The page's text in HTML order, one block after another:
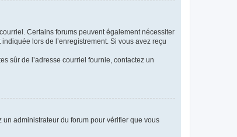
Certains forums peuvent également nécessiter
lors de l’enregistrement. Si vous avez reçu
sûr de l’adresse courriel fournie, contactez un
un administrateur du forum pour vérifier que vous